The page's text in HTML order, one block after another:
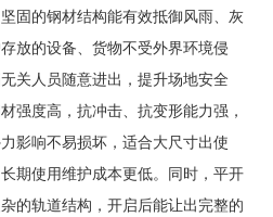
固的钢材结构能有效抵御风雨、灰
放的设备、货物不受外界环境侵
关人员随意进出，提升场地安全
强度高，抗冲击、抗变形能力强，
影响不易损坏，适合大尺寸出使
期使用维护成本更低。同时，平开
的轨道结构，开启后能让出完整的